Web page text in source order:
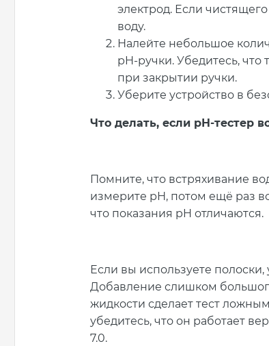
электрод. Если
воду.
Налейте небольшое
pH-ручки. Убедитесь, что
при закрытии ручки.
Уберите устройство в
Что делать, если рН-тестер
Помните, что встряхивание
измерите рН, потом ещё раз
что показания pH отличаются.
Если вы используете
Добавление слишком
жидкости сделает тест
убедитесь, что он работает
7.0.